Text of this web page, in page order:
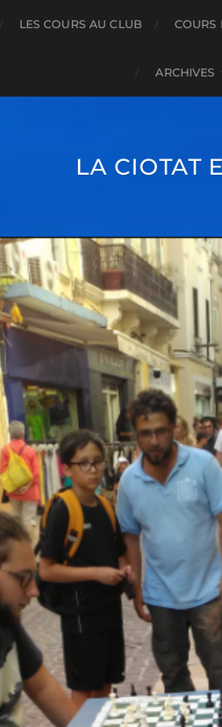
LES COURS AU CLUB COURS
ARCHIVES
LA CIOTAT